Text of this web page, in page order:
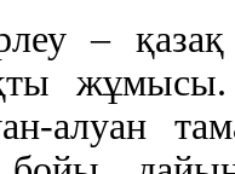
–
алуан